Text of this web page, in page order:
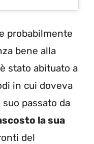
probabilmente
bene alla
stato abituato a
in cui doveva
passato da
la sua
del